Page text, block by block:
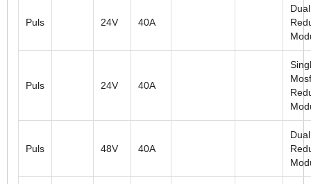
Puls 24V 40A
Puls 24V 40A
Puls 48V 40A